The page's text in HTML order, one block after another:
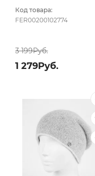
Код товара:
FER00200102774
3 199Руб.
1 279Руб.